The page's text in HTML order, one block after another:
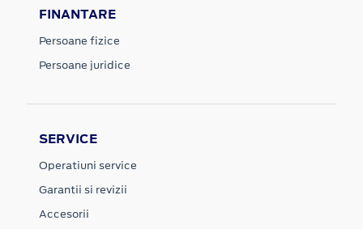
FINANTARE
Persoane fizice
Persoane juridice
SERVICE
Operatiuni service
Garantii si revizii
Accesorii